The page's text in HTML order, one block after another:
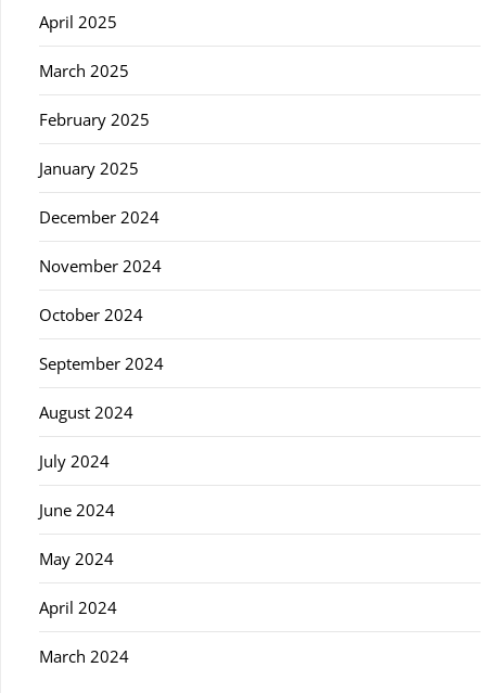
April 2025
March 2025
February 2025
January 2025
December 2024
November 2024
October 2024
September 2024
August 2024
July 2024
June 2024
May 2024
April 2024
March 2024